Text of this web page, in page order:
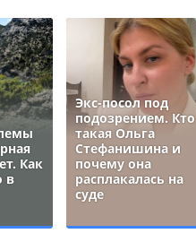
Как
в
Экс-посол под
подозрением. Кто
такая Ольга
Стефанишина и
почему она
расплакалась на
суде